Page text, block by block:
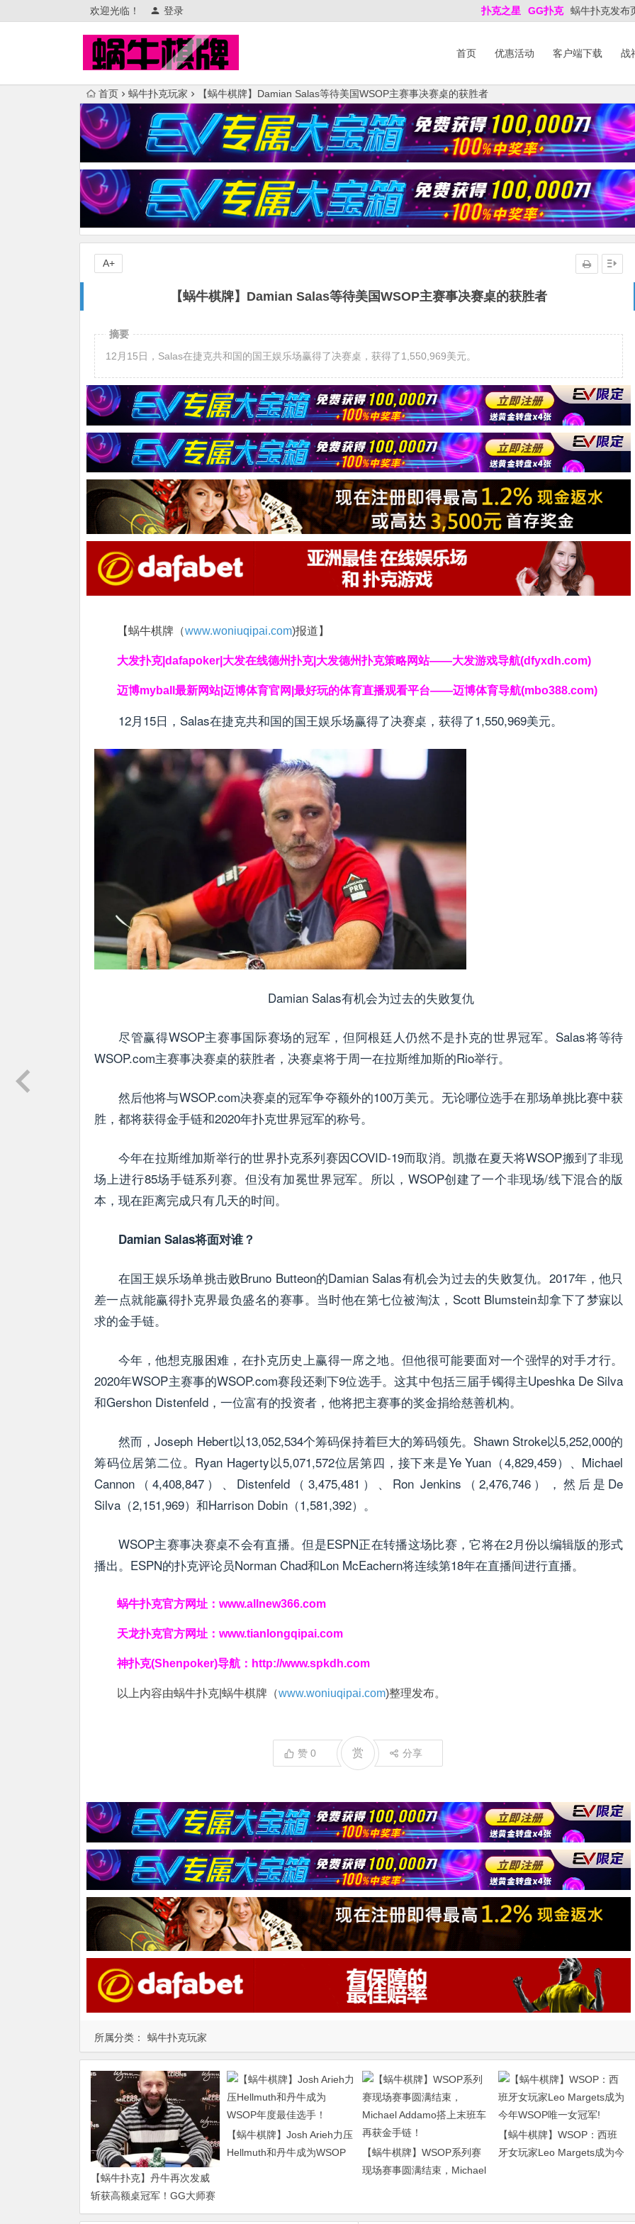
欢迎光临！ 登录 扑克之星 GG扑克 蜗牛扑克发布
首页 优惠活动 客户端下载 战
首页 蜗牛扑克玩家 【蜗牛棋牌】Damian Salas等待美国WSOP主赛事决赛桌的获胜者
【蜗牛棋牌】Damian Salas等待美国WSOP主赛事决赛桌的获胜者
A+
所属分类： 蜗牛扑克玩家
摘要
12月15日，Salas在捷克共和国的国王娱乐场赢得了决赛桌，获得了1,550,969美元。
【蜗牛棋牌（www.woniuqipai.com)报道】
大发扑克|dafapoker|大发在线德州扑克|大发德州扑克策略网站——大发游戏导航(dfyxdh.com)
迈博myball最新网站|迈博体育官网|最好玩的体育直播观看平台——迈博体育导航(mbo388.com)
12月15日，Salas在捷克共和国的国王娱乐场赢得了决赛桌，获得了1,550,969美元。
Damian Salas有机会为过去的失败复仇
尽管赢得WSOP主赛事国际赛场的冠军，但阿根廷人仍然不是扑克的世界冠军。Salas将等待
WSOP.com主赛事决赛桌的获胜者，决赛桌将于周一在拉斯维加斯的Rio举行。
然后他将与WSOP.com决赛桌的冠军争夺额外的100万美元。无论哪位选手在那场单挑比赛中获
胜，都将获得金手链和2020年扑克世界冠军的称号。
今年在拉斯维加斯举行的世界扑克系列赛因COVID-19而取消。凯撒在夏天将WSOP搬到了非现
场上进行85场手链系列赛。但没有加冕世界冠军。所以，WSOP创建了一个非现场/线下混合的版
本，现在距离完成只有几天的时间。
Damian Salas将面对谁？
在国王娱乐场单挑击败Bruno Butteon的Damian Salas有机会为过去的失败复仇。2017年，他只
差一点就能赢得扑克界最负盛名的赛事。当时他在第七位被淘汰，Scott Blumstein却拿下了梦寐以
求的金手链。
今年，他想克服困难，在扑克历史上赢得一席之地。但他很可能要面对一个强悍的对手才行。
2020年WSOP主赛事的WSOP.com赛段还剩下9位选手。这其中包括三届手镯得主Upeshka De Silva
和Gershon Distenfeld，一位富有的投资者，他将把主赛事的奖金捐给慈善机构。
然而，Joseph Hebert以13,052,534个筹码保持着巨大的筹码领先。Shawn Stroke以5,252,000的
筹码位居第二位。Ryan Hagerty以5,071,572位居第四，接下来是Ye Yuan（4,829,459）、Michael
Cannon（4,408,847）、Distenfeld（3,475,481）、Ron Jenkins（2,476,746），然后是De
Silva（2,151,969）和Harrison Dobin（1,581,392）。
WSOP主赛事决赛桌不会有直播。但是ESPN正在转播这场比赛，它将在2月份以编辑版的形式
播出。ESPN的扑克评论员Norman Chad和Lon McEachern将连续第18年在直播间进行直播。
蜗牛扑克官方网址： www.allnew366.com
天龙扑克官方网址： www.tianlongqipai.com
神扑克(Shenpoker)导航： http://www.spkdh.com
以上内容由蜗牛扑克|蜗牛棋牌（www.woniuqipai.com)整理发布。
赞 0 赏 分享
【蜗牛扑克】丹牛再次发威
斩获高额桌冠军！GG大师赛
报一赠一！
【蜗牛棋牌】Josh Arieh力压
Hellmuth和丹牛成为WSOP
【蜗牛棋牌】WSOP系列赛
现场赛事圆满结束，Michael
【蜗牛棋牌】WSOP：西班
牙女玩家Leo Margets成为今